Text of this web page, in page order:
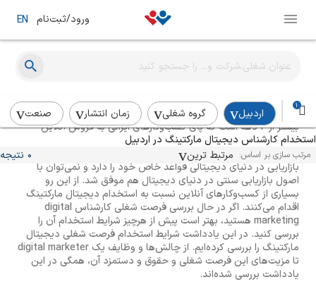
ورود/ثبت‌نام EN
1
اردبیل گروه شغلی زمان انتشار
صنعت
استخدام کارشناس دیجیتال مارکتینگ در اردبیل
مرتب سازی بر اساس: مرتبط ترین 0 نتیجه
بررسی شرایط استخدام کارشناس دیجیتال مارکتینگ
بیشتر از 2 دهه است که پای کسب‌وکارهای ایرانی به فروش آنلاین
(وب‌سایت و شبکه‌های اجتماعی) بازشده و این موضوع نیاز به
استخدام کارشناس دیجیتال مارکتینگ را روز‌به‌روز بیش‌تر می‌کند.
بازاریابی در دنیای دیجیتالی قواعد خاص خود را دارد و نمی‌توان با
اصول بازاریابی سنتی در دنیای دیجیتال هم موفق شد. از این رو
بسیاری از کسب‌وکارهای آنلاین نسبت به استخدام دیجیتال مارکتینگ
اقدام می‌کنند. اگر در حال بررسی فرصت شغلی کارشناس digital
marketing هستید، بهتر است پیش از هرچیز شرایط استخدام آن را
بررسی کنید. در این یادداشت شرایط استخدام فرصت شغلی دیجیتال
مارکتینگ را بررسی کرده‌ایم. از چالش‌ها و وظایف یک digital marketer
تا مزیت‌های این فرصت شغلی و حقوق و دستمزد آن، همگی در این
یادداشت بررسی شده‌اند.